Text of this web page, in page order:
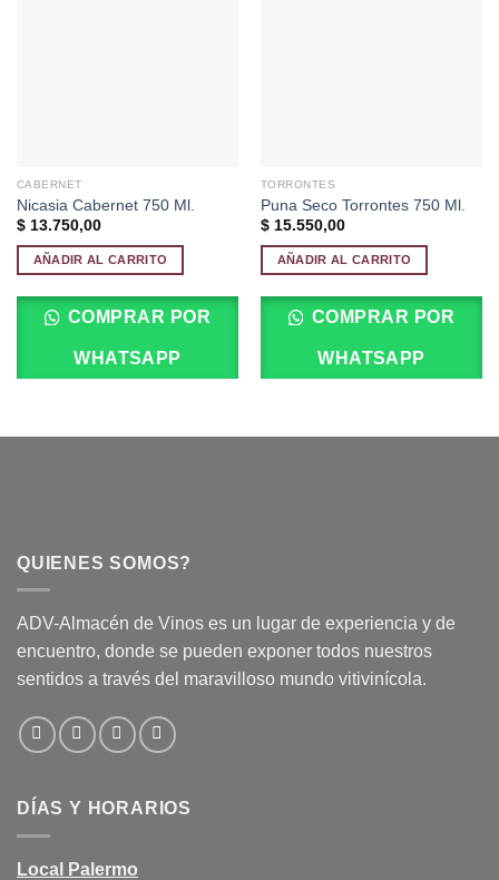
CABERNET
Nicasia Cabernet 750 Ml.
$13.750,00
AÑADIR AL CARRITO
COMPRAR POR
WHATSAPP
TORRONTES
Puna Seco Torrontes 750 Ml.
$15.550,00
AÑADIR AL CARRITO
COMPRAR POR
WHATSAPP
QUIENES SOMOS?
ADV-Almacén de Vinos es un lugar de experiencia y de
encuentro, donde se pueden exponer todos nuestros
sentidos a través del maravilloso mundo vitivinícola.
DÍAS Y HORARIOS
Local Palermo